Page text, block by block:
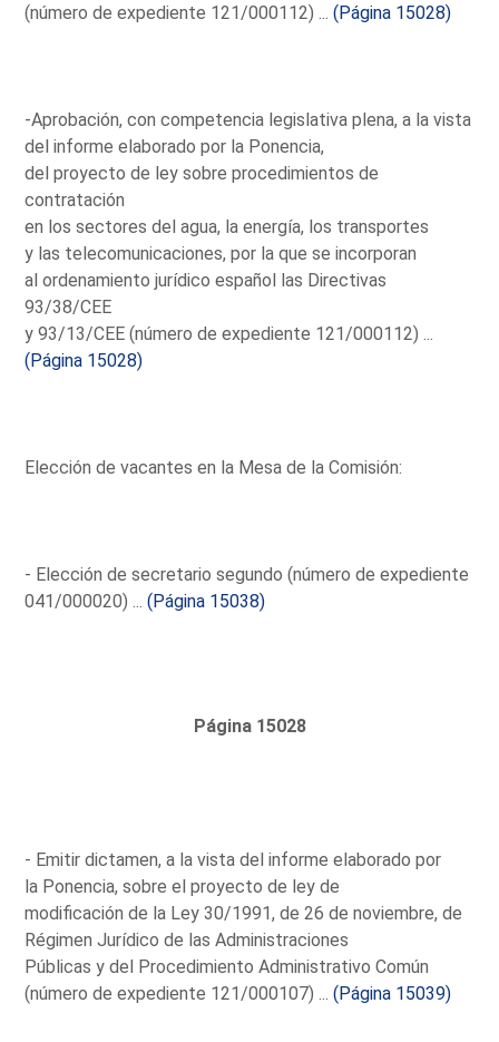
(número de expediente 121/000112) ...(Página 15028)
-Aprobación, con competencia legislativa plena, a la vista
del informe elaborado por la Ponencia,
del proyecto de ley sobre procedimientos de
contratación
en los sectores del agua, la energía, los transportes
y las telecomunicaciones, por la que se incorporan
al ordenamiento jurídico español las Directivas
93/38/CEE
y 93/13/CEE (número de expediente 121/000112) ...
(Página 15028)
Elección de vacantes en la Mesa de la Comisión:
- Elección de secretario segundo (número de expediente
041/000020) ...(Página 15038)
Página 15028
- Emitir dictamen, a la vista del informe elaborado por
la Ponencia, sobre el proyecto de ley de
modificación de la Ley 30/1991, de 26 de noviembre, de
Régimen Jurídico de las Administraciones
Públicas y del Procedimiento Administrativo Común
(número de expediente 121/000107) ...(Página 15039)